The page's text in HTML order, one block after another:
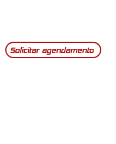
Solicitar agendamento